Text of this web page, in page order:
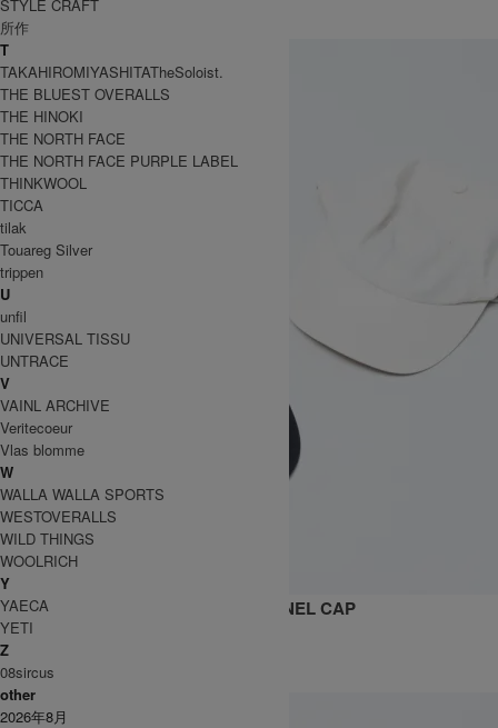
キジマタカユキ
POLY COTTON ELASTIC BACK 6PANEL CAP
15,400円(税込)
KIJIMA TAKAYUKI
キジマタカユキ
STYLE CRAFT
所作
T
TAKAHIROMIYASHITATheSoloist.
THE BLUEST OVERALLS
THE HINOKI
THE NORTH FACE
THE NORTH FACE PURPLE LABEL
THINKWOOL
TICCA
tilak
Touareg Silver
trippen
U
unfil
UNIVERSAL TISSU
UNTRACE
V
VAINL ARCHIVE
Veritecoeur
Vlas blomme
W
WALLA WALLA SPORTS
WESTOVERALLS
WILD THINGS
WOOLRICH
Y
YAECA
YETI
Z
08sircus
other
2026年8月